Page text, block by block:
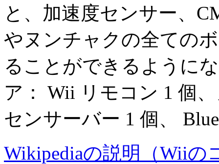
と、加速度センサー、
やヌンチャクの全ての
ることができるように
ア： Wii リモコン 1 個
センサーバー 1 個、
Wikipediaの説明（Wiiの